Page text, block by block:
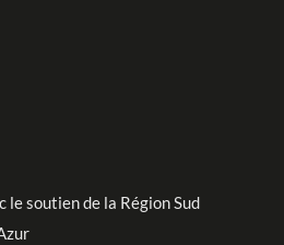
soutien de la Région Sud